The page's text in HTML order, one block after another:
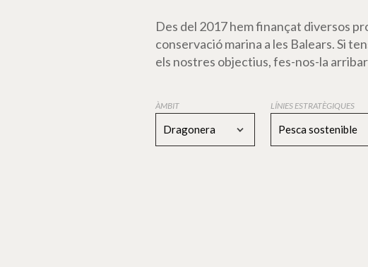
Des del 2017 hem finançat diversos
conservació marina a les Balears. Si
els nostres objectius, fes-nos-la
ÀMBIT
Dragonera
LÍNIES ESTRATÈGIQUES
Pesca sostenible